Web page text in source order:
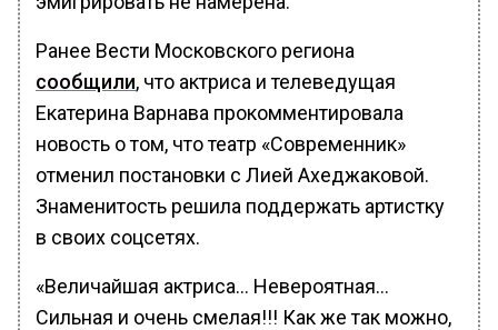
Ранее Вести Московского региона
сообщили, что актриса и телеведущая
Екатерина Варнава прокомментировала
новость о том, что театр «Современник»
отменил постановки с Лией Ахеджаковой.
Знаменитость решила поддержать артистку
в своих соцсетях.
«Величайшая актриса… Невероятная…
Сильная и очень смелая!!! Как же так можно,